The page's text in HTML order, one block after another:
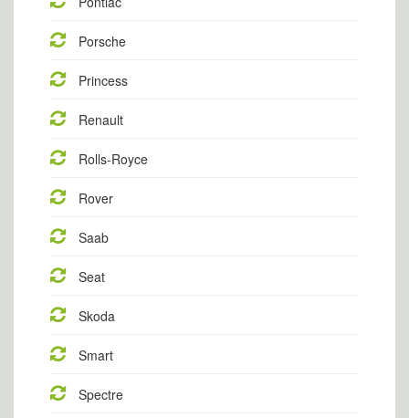
Porsche
Princess
Renault
Rolls-Royce
Rover
Saab
Seat
Skoda
Smart
Spectre